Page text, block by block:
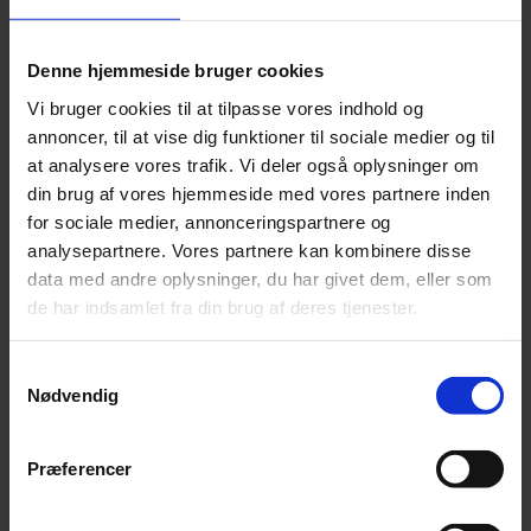
Denne hjemmeside bruger cookies
Vi bruger cookies til at tilpasse vores indhold og
annoncer, til at vise dig funktioner til sociale medier og til
at analysere vores trafik. Vi deler også oplysninger om
din brug af vores hjemmeside med vores partnere inden
for sociale medier, annonceringspartnere og
analysepartnere. Vores partnere kan kombinere disse
data med andre oplysninger, du har givet dem, eller som
de har indsamlet fra din brug af deres tjenester.
Nødvendig
Præferencer
En af de mest opsigtsvækkende bestemmelser i ESPR
er forbuddet mod destruktion af usolgte tekstiler og
fodtøj. For store virksomheder træder dette forbud i
kraft om to år, mens mellemstore virksomheder har
seks år til at tilpasse sig. Dette tiltag sigter mod at
reducere affald og fremme genbrug og genanvendelse
En anden vigtig komponent er, hvordan ESPR påvirker
offentlige indkøb. Fremover vil offentlige myndigheder
være forpligtet til at anvende miljøvenlige